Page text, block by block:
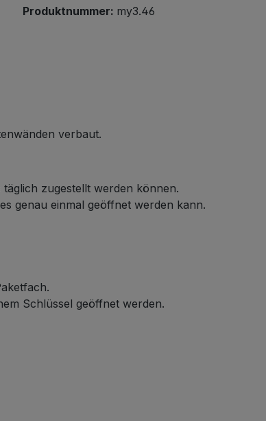
Produktnummer: my3.46
verbaut.
zugestellt werden können.
genau einmal geöffnet werden kann.
Schlüssel geöffnet werden.